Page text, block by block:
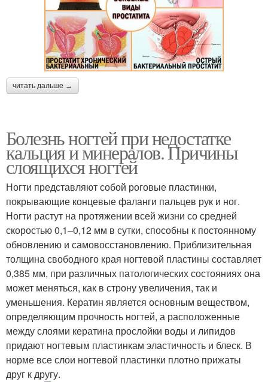
читать дальше →
Болезнь ногтей при недостатке
кальция и минералов. Причины
слоящихся ногтей
Ногти представляют собой роговые пластинки,
покрывающие концевые фаланги пальцев рук и ног.
Ногти растут на протяжении всей жизни со средней
скоростью 0,1–0,12 мм в сутки, способны к постоянному
обновлению и самовосстановлению. Приблизительная
толщина свободного края ногтевой пластины составляет
0,385 мм, при различных патологических состояниях она
может меняться, как в строну увеличения, так и
уменьшения. Кератин является основным веществом,
определяющим прочность ногтей, а расположенные
между слоями кератина прослойки воды и липидов
придают ногтевым пластинкам эластичность и блеск. В
норме все слои ногтевой пластинки плотно прижаты
друг к другу.